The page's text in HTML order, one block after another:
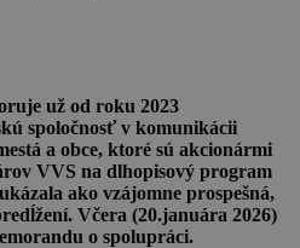
už od roku 2023
spoločnosť v komunikácii
a obce, ktoré sú akcionármi
VVS na dlhopisový program
ako vzájomne prospešná,
Včera (20.januára 2026)
o spolupráci.